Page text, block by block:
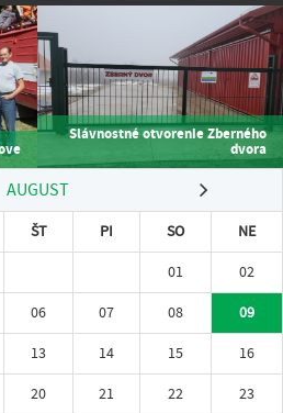
Slávnostné otvorenie Zberného
dvora
AUGUST
ŠT PI SO
NE
01
02
06 07 08
09
13 14 15
16
20 21 22
23